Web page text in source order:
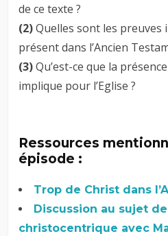
de ce texte ?
(2)Quelles sont les preuves
présent dans l’Ancien
(3)Qu’est-ce que la
implique pour l’Eglise ?
Ressources
épisode :
Trop de Christ dans
Discussion au sujet
christocentrique avec